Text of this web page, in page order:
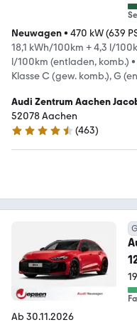
Neuwagen• 470 kW (639
18,1 kWh/100km + 4,3 l/
l/100km (entladen, komb.) •
Klasse C (gew. komb.), G
Audi Zentrum Aachen
52078 Aachen
4.7 Sterne
(463)
Ab 30.11.2026